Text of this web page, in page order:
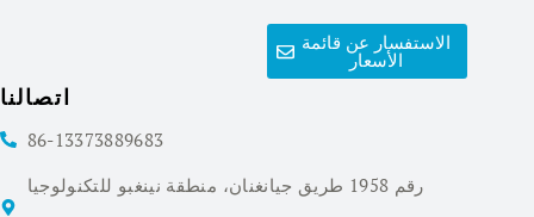
الاستفسار عن قائمة
الأسعار
اتصالنا
86-13373889683
رقم 1958 طريق جيانغنان، منطقة نينغبو للتكنولوجيا